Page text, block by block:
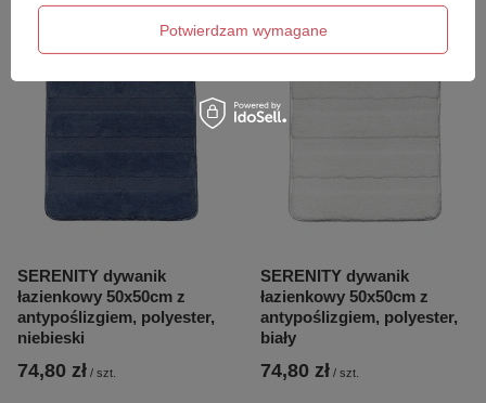
SERENITY dywanik
łazienkowy 50x50cm z
antypoślizgiem, polyester,
niebieski
74,80 zł / szt.
SERENITY dywanik
łazienkowy 50x50cm z
antypoślizgiem, polyester,
biały
74,80 zł / szt.
Potwierdzam wymagane